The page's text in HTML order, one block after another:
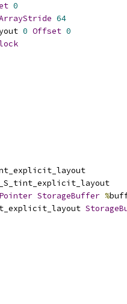
0
64
0 Offset 0
StorageBuffer %